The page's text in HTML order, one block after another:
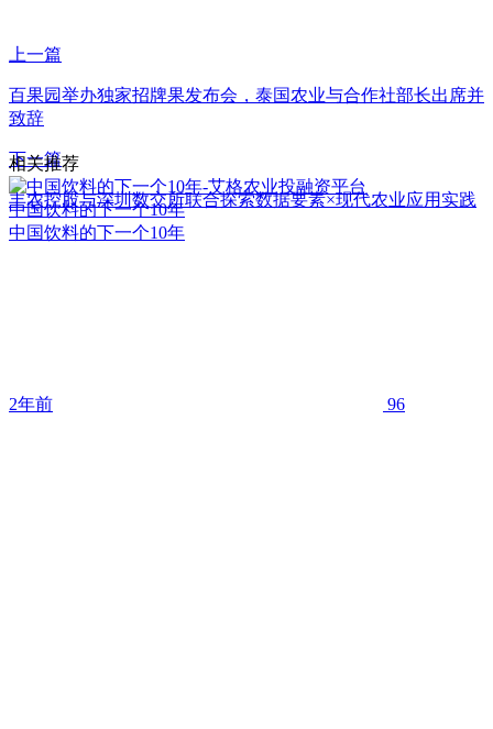
上一篇
百果园举办独家招牌果发布会，泰国农业与合作社部长出席并
致辞
下一篇
丰农控股与深圳数交所联合探索数据要素×现代农业应用实践
相关推荐
中国饮料的下一个10年
中国饮料的下一个10年
2年前 96